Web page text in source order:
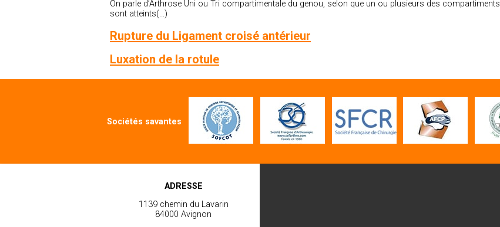
On parle d’Arthrose Uni ou Tri compartimentale du genou, selon que un ou plusieurs des compartiments
sont atteints(…)
Rupture du Ligament croisé antérieur
Luxation de la rotule
Sociétés savantes
ADRESSE
1139 chemin du Lavarin
84000 Avignon